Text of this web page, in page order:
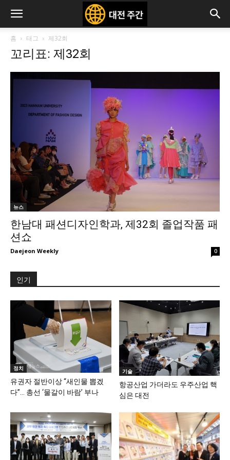
홈 태그 제32회
꼬리표: 제32회
뉴스
한남대 패션디자인학과, 제32회 졸업작품 패
션쇼
Daejeon Weekly 0
인기
정치
유권자 절반이상 “새인물 뽑겠
다”… 총선 ‘물갈이 바람’ 부나
기술
항공산업 가더라도 우주산업 핵
심은 대전